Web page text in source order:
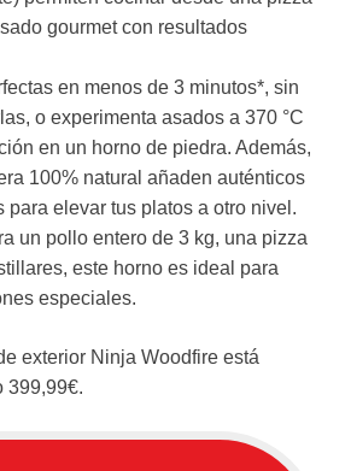
gourmet con resultados
en menos de 3 minutos*, sin
o experimenta asados a 370 °C
en un horno de piedra. Además,
100% natural añaden auténticos
para elevar tus platos a otro nivel.
un pollo entero de 3 kg, una pizza
este horno es ideal para
especiales.
exterior Ninja Woodfire está
399,99€.